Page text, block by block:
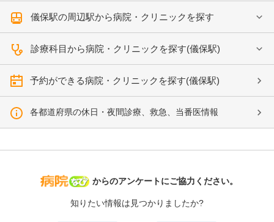
儀保駅の周辺駅から病院・クリニックを探す
診療科目から病院・クリニックを探す(儀保駅)
予約ができる病院・クリニックを探す(儀保駅)
各都道府県の休日・夜間診療、救急、当番医情報
病院なび
からのアンケートにご協力ください。
知りたい情報は見つかりましたか?